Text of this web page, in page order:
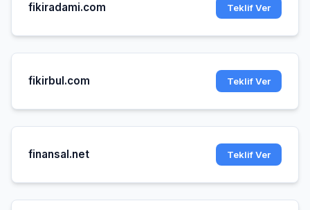
fikiradami.com Teklif Ver
fikirbul.com Teklif Ver
finansal.net Teklif Ver